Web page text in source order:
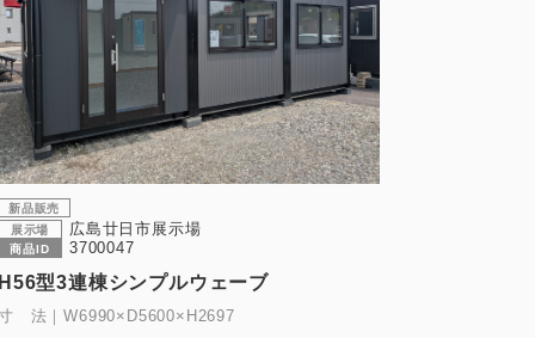
新品販売
展示場
広島廿日市展示場
商品ID 3700047
型3連棟シンプルウェーブ
法｜W6990×D5600×H2697